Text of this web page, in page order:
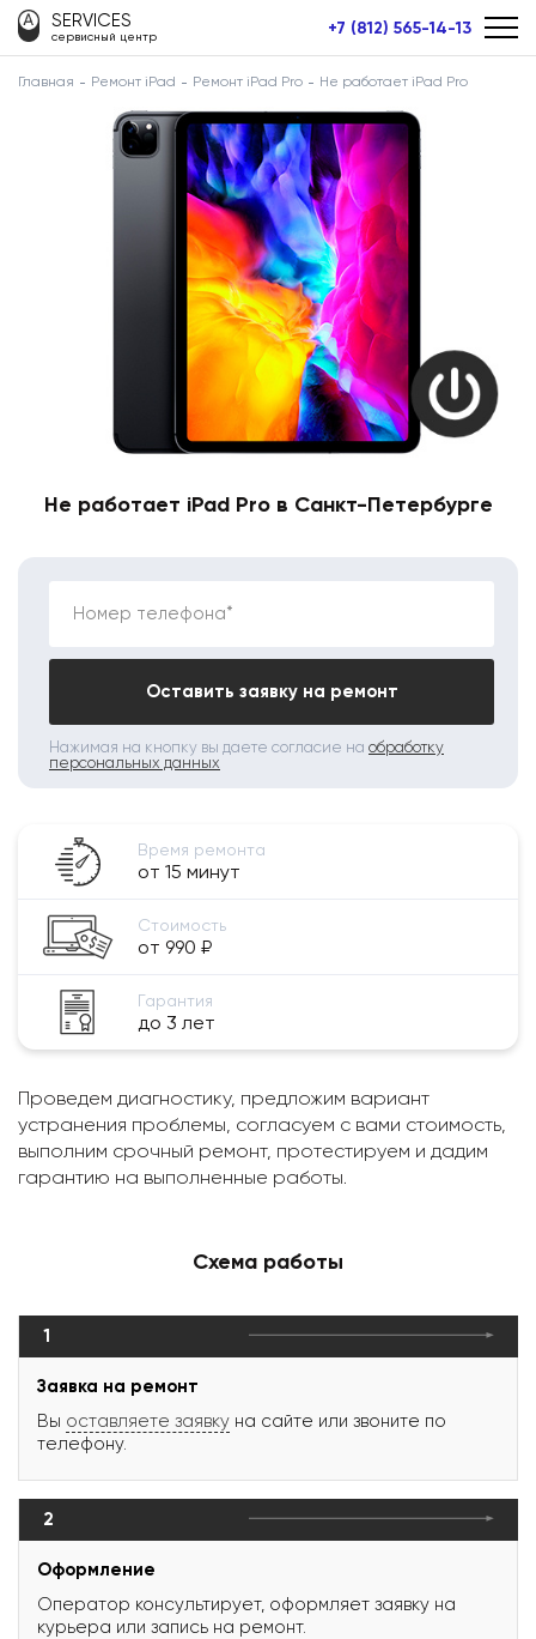
SERVICES
сервисный центр +7 (812) 565-14-13
Главная Ремонт iPad Ремонт iPad Pro Не работает iPad Pro
Не работает iPad Pro в Санкт-Петербурге
Номер телефона*
Оставить заявку на ремонт
Нажимая на кнопку вы даете согласие на обработку
персональных данных
Время ремонта
от 15 минут
Стоимость
от 990 ₽
Гарантия
до 3 лет
Проведем диагностику, предложим вариант
устранения проблемы, согласуем с вами стоимость,
выполним срочный ремонт, протестируем и дадим
гарантию на выполненные работы.
Схема работы
1
Заявка на ремонт
Вы оставляете заявку на сайте или звоните по
телефону.
2
Оформление
Оператор консультирует, оформляет заявку на
курьера или запись на ремонт.